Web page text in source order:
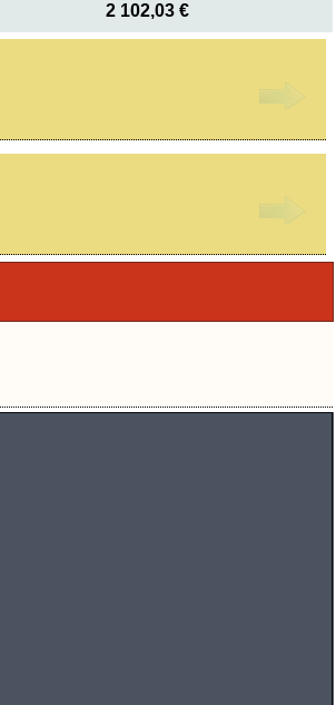
2 102,03 €